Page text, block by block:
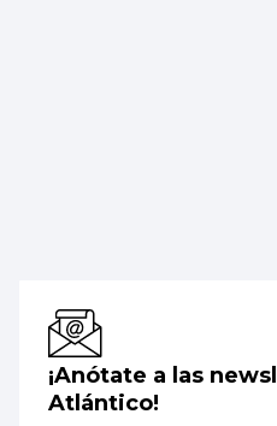
¡Anótate a las
Atlántico!